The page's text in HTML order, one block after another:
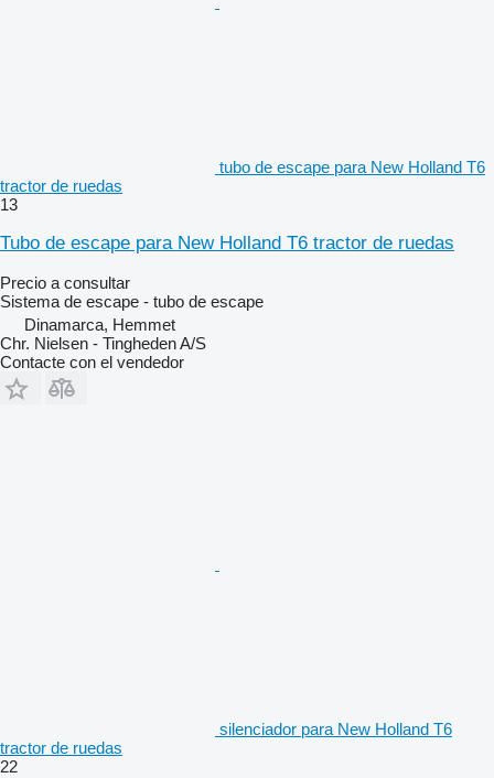
tubo de escape para New Holland T6
tractor de ruedas
13
Tubo de escape para New Holland T6 tractor de ruedas
Precio a consultar
Sistema de escape - tubo de escape
Dinamarca, Hemmet
Chr. Nielsen - Tingheden A/S
Contacte con el vendedor
silenciador para New Holland T6
tractor de ruedas
22